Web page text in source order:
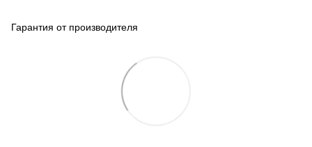
Гарантия от производителя